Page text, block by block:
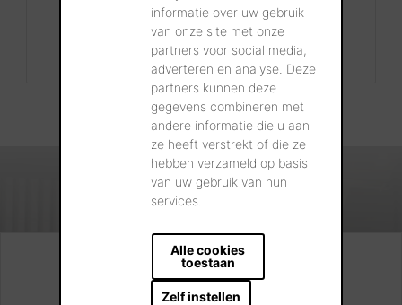
informatie over uw gebruik
van onze site met onze
partners voor social media,
adverteren en analyse. Deze
partners kunnen deze
gegevens combineren met
andere informatie die u aan
ze heeft verstrekt of die ze
hebben verzameld op basis
van uw gebruik van hun
services.
Alle cookies
toestaan
Zelf instellen
Contact
+32 56 24 96 38
info@wienerberger.be
Kijk. Droom. Kies.